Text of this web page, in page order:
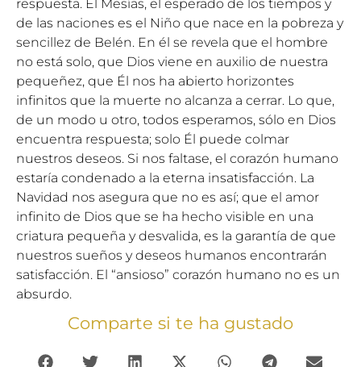
respuesta. El Mesías, el esperado de los tiempos y
de las naciones es el Niño que nace en la pobreza y
sencillez de Belén. En él se revela que el hombre
no está solo, que Dios viene en auxilio de nuestra
pequeñez, que Él nos ha abierto horizontes
infinitos que la muerte no alcanza a cerrar. Lo que,
de un modo u otro, todos esperamos, sólo en Dios
encuentra respuesta; solo Él puede colmar
nuestros deseos. Si nos faltase, el corazón humano
estaría condenado a la eterna insatisfacción. La
Navidad nos asegura que no es así; que el amor
infinito de Dios que se ha hecho visible en una
criatura pequeña y desvalida, es la garantía de que
nuestros sueños y deseos humanos encontrarán
satisfacción. El “ansioso” corazón humano no es un
absurdo.
Comparte si te ha gustado